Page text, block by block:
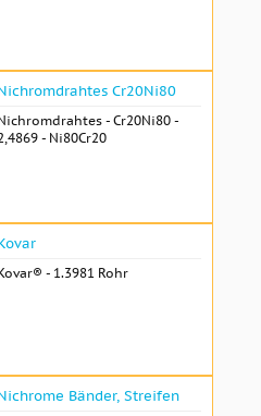
Cr20Ni80
- Cr20Ni80 -
- Ni80Cr20
- 1.3981 Rohr
Bänder, Streifen